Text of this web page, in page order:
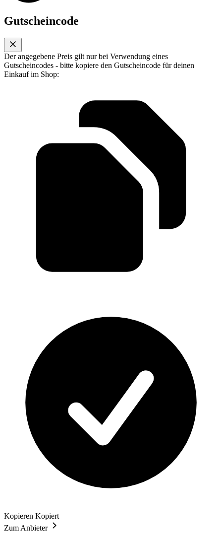
Gutscheincode
Der angegebene Preis gilt nur bei Verwendung eines
Gutscheincodes - bitte kopiere den Gutscheincode für deinen
Einkauf im Shop:
Kopieren Kopiert
Zum Anbieter